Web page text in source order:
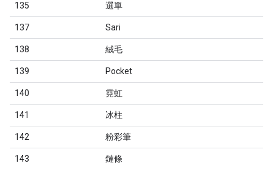
135 選單
137 Sari
138 絨毛
139 Pocket
140 霓虹
141 冰柱
142 粉彩筆
143 鏈條